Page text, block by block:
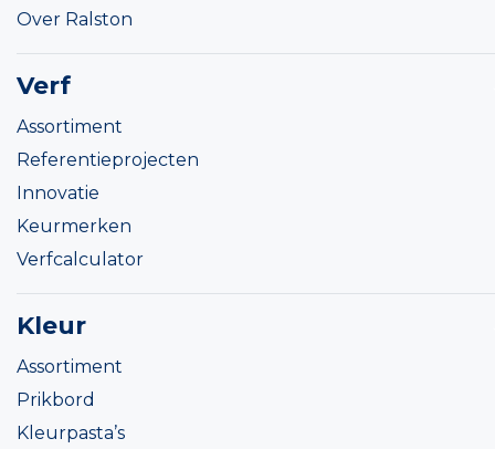
Over Ralston
Verf
Assortiment
Referentieprojecten
Innovatie
Keurmerken
Verfcalculator
Kleur
Assortiment
Prikbord
Kleurpasta’s